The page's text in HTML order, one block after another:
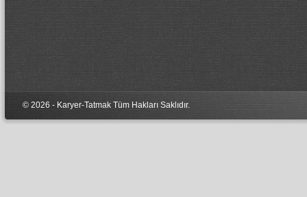
© 2026 - Karyer-Tatmak Tüm Hakları